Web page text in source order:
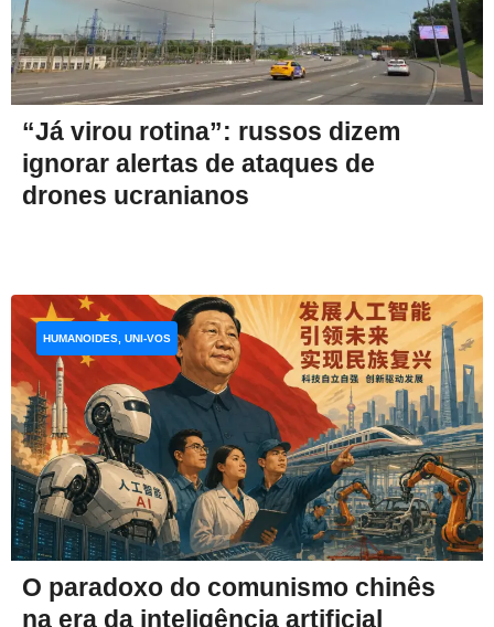
“Já virou rotina”: russos dizem
ignorar alertas de ataques de
drones ucranianos
O paradoxo do comunismo chinês
na era da inteligência artificial
HUMANOIDES, UNI-VOS